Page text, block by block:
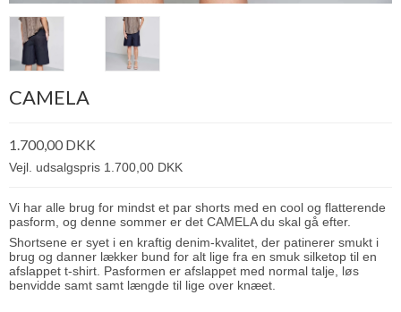
CAMELA
1.700,00 DKK
Vejl. udsalgspris 1.700,00 DKK
Vi har alle brug for mindst et par shorts med en cool og flatterende
pasform, og denne sommer er det CAMELA du skal gå efter.
Shortsene er syet i en kraftig denim-kvalitet, der patinerer smukt i
brug og danner lækker bund for alt lige fra en smuk silketop til en
afslappet t-shirt. Pasformen er afslappet med normal talje, løs
benvidde samt samt længde til lige over knæet.